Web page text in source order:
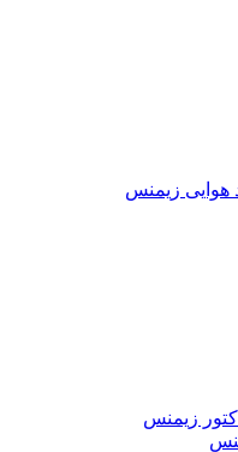
هوایی زیمنس
زیمنس